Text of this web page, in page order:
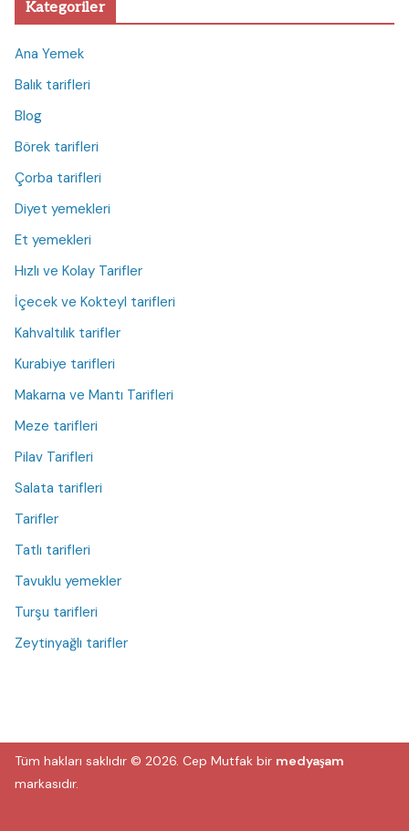
Kategoriler
Ana Yemek
Balık tarifleri
Blog
Börek tarifleri
Çorba tarifleri
Diyet yemekleri
Et yemekleri
Hızlı ve Kolay Tarifler
İçecek ve Kokteyl tarifleri
Kahvaltılık tarifler
Kurabiye tarifleri
Makarna ve Mantı Tarifleri
Meze tarifleri
Pilav Tarifleri
Salata tarifleri
Tarifler
Tatlı tarifleri
Tavuklu yemekler
Turşu tarifleri
Zeytinyağlı tarifler
Tüm hakları saklıdır © 2026. Cep Mutfak bir medyaşam
markasıdır.